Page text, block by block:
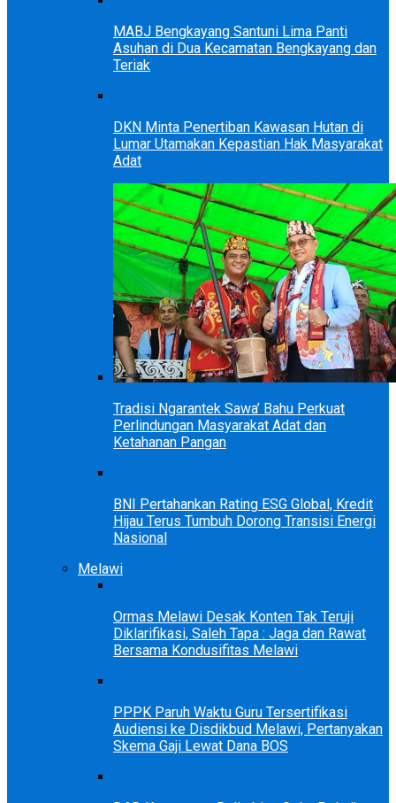
MABJ Bengkayang Santuni Lima Panti
Asuhan di Dua Kecamatan Bengkayang dan
Teriak
DKN Minta Penertiban Kawasan Hutan di
Lumar Utamakan Kepastian Hak Masyarakat
Adat
Tradisi Ngarantek Sawa’ Bahu Perkuat
Perlindungan Masyarakat Adat dan
Ketahanan Pangan
BNI Pertahankan Rating ESG Global, Kredit
Hijau Terus Tumbuh Dorong Transisi Energi
Nasional
Melawi
Ormas Melawi Desak Konten Tak Teruji
Diklarifikasi, Saleh Tapa : Jaga dan Rawat
Bersama Kondusifitas Melawi
PPPK Paruh Waktu Guru Tersertifikasi
Audiensi ke Disdikbud Melawi, Pertanyakan
Skema Gaji Lewat Dana BOS